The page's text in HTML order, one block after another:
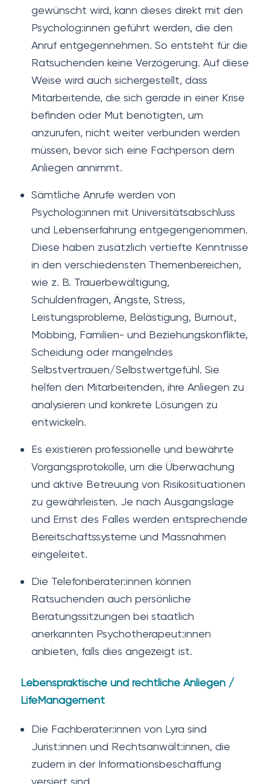
gewünscht wird, kann dieses direkt mit den
Psycholog:innen geführt werden, die den
Anruf entgegennehmen. So entsteht für die
Ratsuchenden keine Verzögerung. Auf diese
Weise wird auch sichergestellt, dass
Mitarbeitende, die sich gerade in einer Krise
befinden oder Mut benötigten, um
anzurufen, nicht weiter verbunden werden
müssen, bevor sich eine Fachperson dem
Anliegen annimmt.
Sämtliche Anrufe werden von
Psycholog:innen mit Universitätsabschluss
und Lebenserfahrung entgegengenommen.
Diese haben zusätzlich vertiefte Kenntnisse
in den verschiedensten Themenbereichen,
wie z. B. Trauerbewältigung,
Schuldenfragen, Ängste, Stress,
Leistungsprobleme, Belästigung, Burnout,
Mobbing, Familien- und Beziehungskonflikte,
Scheidung oder mangelndes
Selbstvertrauen/Selbstwertgefühl. Sie
helfen den Mitarbeitenden, ihre Anliegen zu
analysieren und konkrete Lösungen zu
entwickeln.
Es existieren professionelle und bewährte
Vorgangsprotokolle, um die Überwachung
und aktive Betreuung von Risikosituationen
zu gewährleisten. Je nach Ausgangslage
und Ernst des Falles werden entsprechende
Bereitschaftssysteme und Massnahmen
eingeleitet.
Die Telefonberater:innen können
Ratsuchenden auch persönliche
Beratungssitzungen bei staatlich
anerkannten Psychotherapeut:innen
anbieten, falls dies angezeigt ist.
Lebenspraktische und rechtliche Anliegen /
LifeManagement
Die Fachberater:innen von Lyra sind
Jurist:innen und Rechtsanwält:innen, die
zudem in der Informationsbeschaffung
versiert sind.